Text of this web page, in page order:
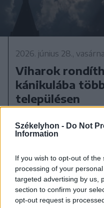
Székelyhon - Do Not
Information
If you wish to opt-out of
processing of your
targeted advertising by us,
section to confirm your
opt-out request is
2026. június 28.,
Viharok
kánikulába
településen